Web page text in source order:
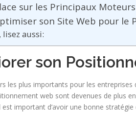
sur les Principaux
son Site Web pour le
aussi:
son
les plus importants pour les
web sont devenues de plus
important d’avoir une bonne